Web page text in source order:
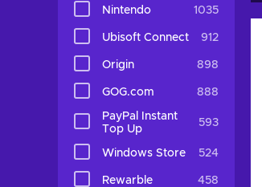
Nintendo 1035
Ubisoft Connect 912
Origin 898
GOG.com 888
PayPal Instant
Top Up
593
Windows Store 524
Rewarble 458